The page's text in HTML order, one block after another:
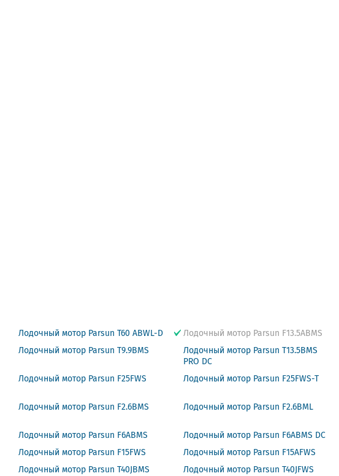
Лодочный мотор Parsun T60 ABWL-D
Лодочный мотор Parsun F13.5ABMS
Лодочный мотор Parsun T9.9BMS
Лодочный мотор Parsun T13.5BMS
PRO DC
Лодочный мотор Parsun F25FWS Лодочный мотор Parsun F25FWS-T
Лодочный мотор Parsun F2.6BMS Лодочный мотор Parsun F2.6BML
Лодочный мотор Parsun F6ABMS
Лодочный мотор Parsun F6ABMS DC
Лодочный мотор Parsun F15FWS
Лодочный мотор Parsun F15AFWS
Лодочный мотор Parsun T40JBMS
Лодочный мотор Parsun T40JFWS